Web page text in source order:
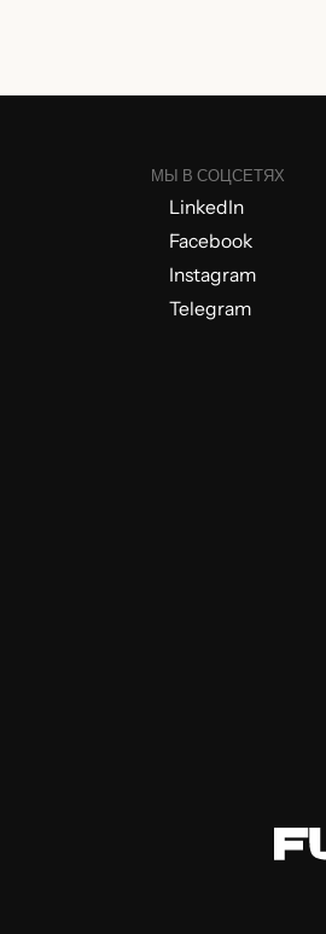
МЫ В СОЦСЕТЯХ
LinkedIn
Facebook
Instagram
Telegram